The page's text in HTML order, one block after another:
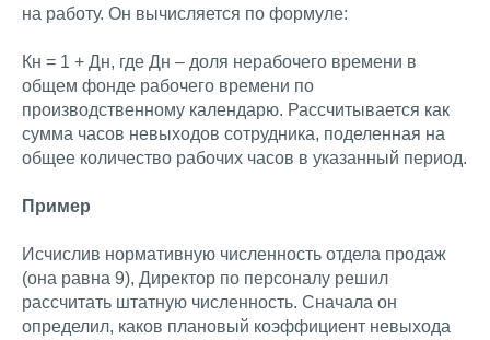
на работу. Он вычисляется по формуле:
Кн = 1 + Дн, где Дн – доля нерабочего времени в
общем фонде рабочего времени по
производственному календарю. Рассчитывается как
сумма часов невыходов сотрудника, поделенная на
общее количество рабочих часов в указанный период.
Пример
Исчислив нормативную численность отдела продаж
(она равна 9), Директор по персоналу решил
рассчитать штатную численность. Сначала он
определил, каков плановый коэффициент невыхода